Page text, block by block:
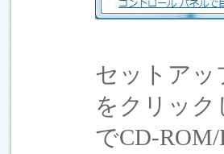
セットアッ
をクリッ
でCD-